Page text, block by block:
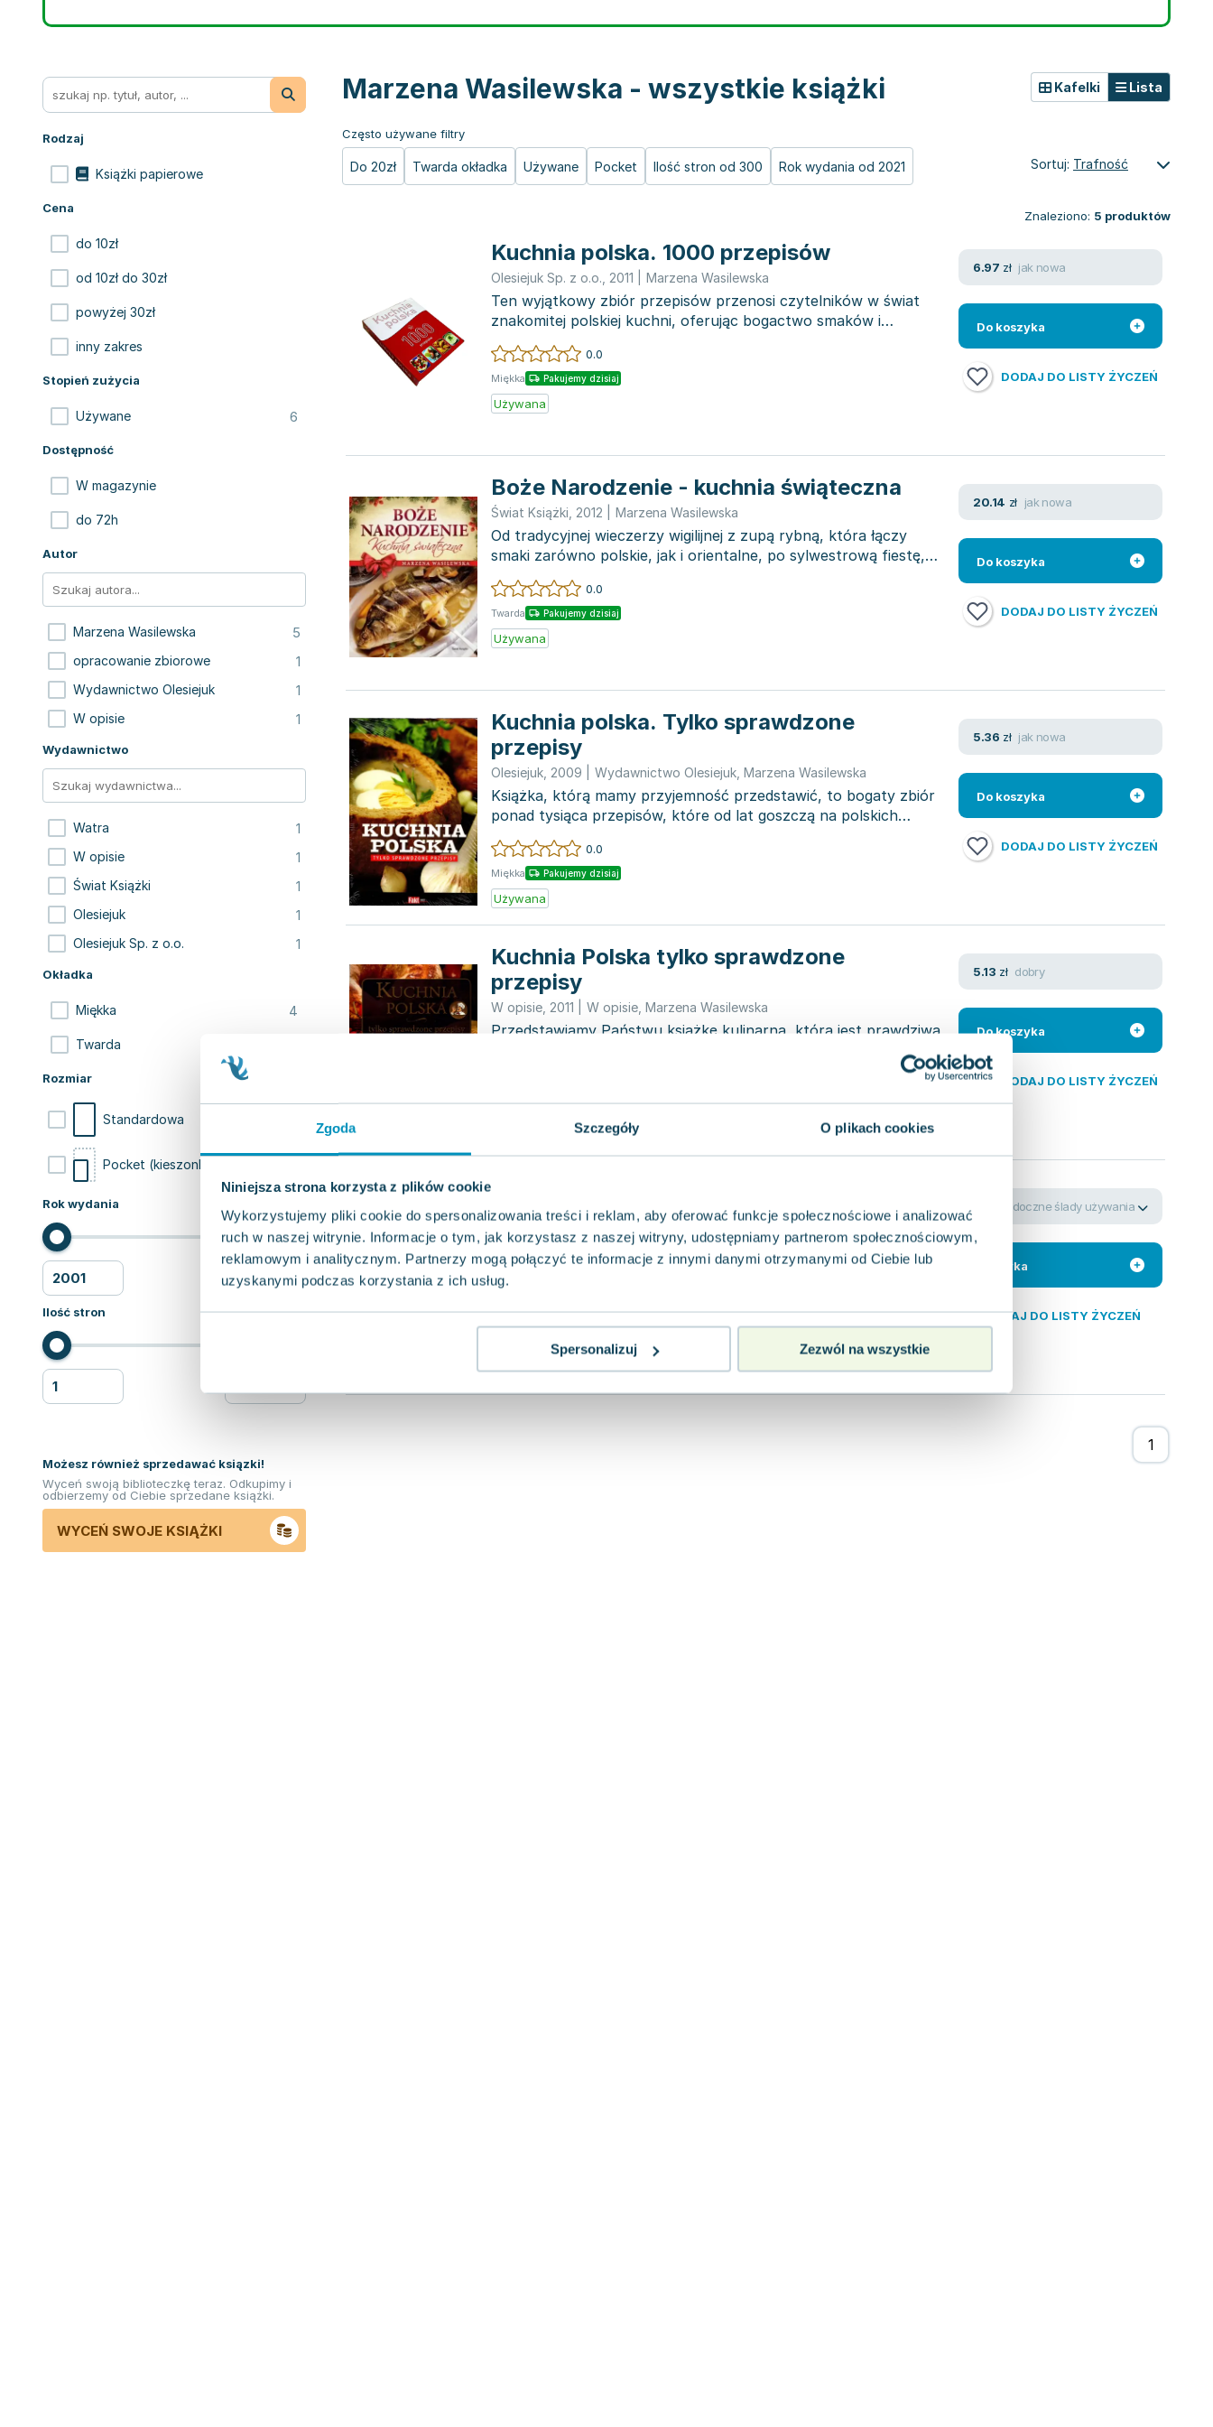
Zgoda Szczegóły O plikach cookies
Niniejsza strona korzysta z plików cookie
Wykorzystujemy pliki cookie do spersonalizowania treści i reklam, aby oferować funkcje społecznościowe i analizować
ruch w naszej witrynie. Informacje o tym, jak korzystasz z naszej witryny, udostępniamy partnerom społecznościowym,
reklamowym i analitycznym. Partnerzy mogą połączyć te informacje z innymi danymi otrzymanymi od Ciebie lub
uzyskanymi podczas korzystania z ich usług.
Spersonalizuj Zezwól na wszystkie
Rodzaj
Książki papierowe
Cena
do 10zł
od 10zł do 30zł
powyżej 30zł
inny zakres
Stopień zużycia
Używane 6
Dostępność
W magazynie
do 72h
Autor
Marzena Wasilewska 5
opracowanie zbiorowe 1
Wydawnictwo Olesiejuk 1
W opisie 1
Wydawnictwo
Watra 1
W opisie 1
Świat Książki 1
Olesiejuk 1
Olesiejuk Sp. z o.o. 1
Okładka
Miękka 4
Twarda
Rozmiar
Standardowa
Pocket (kieszonkowa)
Rok wydania
Ilość stron
Możesz również sprzedawać ksiązki!
Wyceń swoją biblioteczkę teraz. Odkupimy i
odbierzemy od Ciebie sprzedane książki.
WYCEŃ SWOJE KSIĄŻKI
Marzena Wasilewska - wszystkie książki
Często używane filtry
Do 20zł Twarda okładka Używane Pocket Ilość stron od 300 Rok wydania od 2021
Kafelki Lista
Sortuj: Trafność
Znaleziono: 5 produktów
Kuchnia polska. 1000 przepisów
Olesiejuk Sp. z o.o. 2011 Marzena Wasilewska
Ten wyjątkowy zbiór przepisów przenosi czytelników w świat
znakomitej polskiej kuchni, oferując bogactwo smaków i
aromatów, które...
0.0
Miękka Pakujemy dzisiaj
Używana
6.97 zł jak nowa
Do koszyka
DODAJ DO LISTY ŻYCZEŃ
Boże Narodzenie - kuchnia świąteczna
Świat Książki 2012 Marzena Wasilewska
Od tradycyjnej wieczerzy wigilijnej z zupą rybną, która łączy
smaki zarówno polskie, jak i orientalne, po sylwestrową fiestę,
któr...
0.0
Twarda Pakujemy dzisiaj
Używana
20.14 zł jak nowa
Do koszyka
DODAJ DO LISTY ŻYCZEŃ
Kuchnia polska. Tylko sprawdzone
przepisy
Olesiejuk 2009 Wydawnictwo Olesiejuk Marzena Wasilewska
Książka, którą mamy przyjemność przedstawić, to bogaty zbiór
ponad tysiąca przepisów, które od lat goszczą na polskich
stołach, po...
0.0
Miękka Pakujemy dzisiaj
Używana
5.36 zł jak nowa
Do koszyka
DODAJ DO LISTY ŻYCZEŃ
Kuchnia Polska tylko sprawdzone
przepisy
W opisie 2011 W opisie Marzena Wasilewska
Przedstawiamy Państwu książkę kulinarną, która jest prawdziwą
Miękka Pakujemy dzisiaj
5.13 zł dobry
Do koszyka
DODAJ DO LISTY ŻYCZEŃ
Watra,2008| Marzena Wasilewska,opracowanie zbiorowe
"Kuchnia Polska" to uznane dzieło na polskim rynku
wydawnictw kulinarnych, które od lat fascynuje pasjonatów
gotowania. Wydanie z...
Wyprzedaż
widoczne ślady używania
Do koszyka
DODAJ DO LISTY ŻYCZEŃ